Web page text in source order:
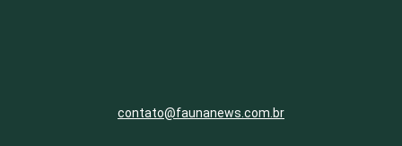
contato@faunanews.com.br